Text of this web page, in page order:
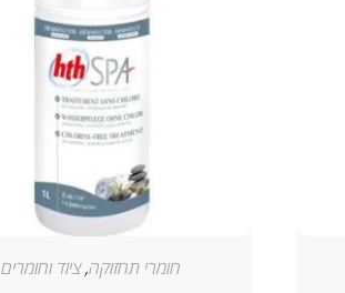
חומרי תחזוקה,ציוד וחומרים